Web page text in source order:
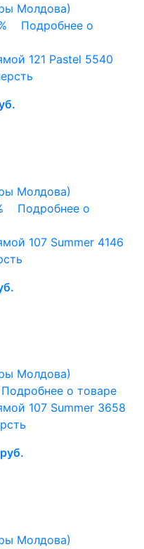
Молдова)
Подробнее о
121 Pastel 5540
Молдова)
Подробнее о
107 Summer 4146
Молдова)
Подробнее о товаре
107 Summer 3658
руб.
Молдова)